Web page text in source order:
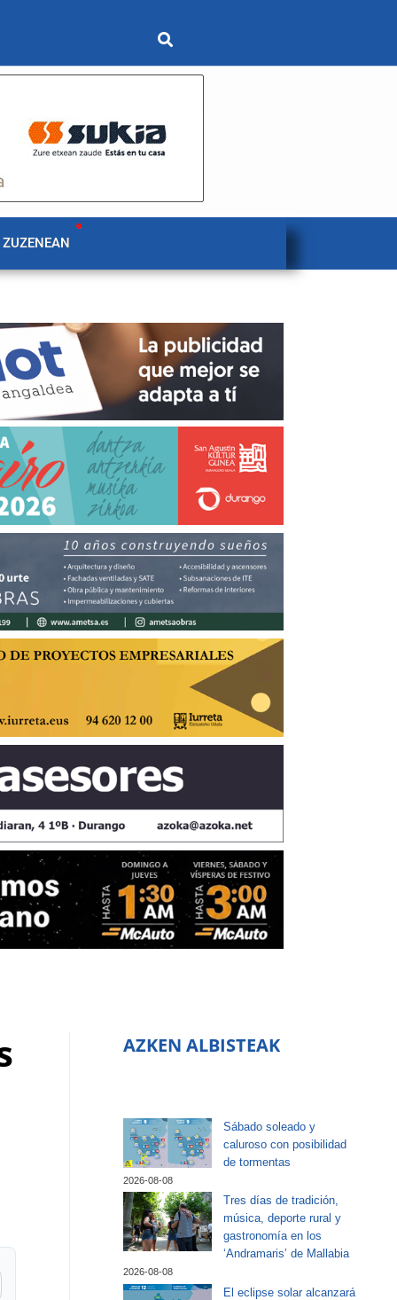
AZKEN ALBISTEAK
Sábado soleado y
caluroso con posibilidad
de tormentas
2026-08-08
Tres días de tradición,
música, deporte rural y
gastronomía en los
‘Andramaris’ de Mallabia
2026-08-08
El eclipse solar alcanzará